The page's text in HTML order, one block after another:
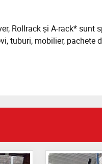
Rollrack și A-rack* sunt
tuburi, mobilier,